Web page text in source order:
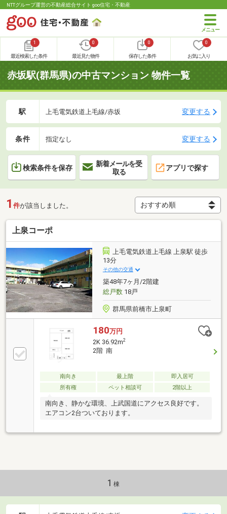
NTTグループ運営の不動産総合サイト goo住宅・不動産
1
最近検索した条件
0
最近見た物件
0
保存した条件
0
お気に入り
赤坂駅(群馬県)の中古マンション 物件一覧
駅 上毛電気鉄道上毛線/赤坂 変更する
条件 指定なし 変更する
検索条件を保存
新着メールを受
取る
アプリで探す
1 件が該当しました。
上泉コーポ
上毛電気鉄道上毛線 上泉駅 徒歩
13分
その他の交通
築48年7ヶ月/2階建
総戸数18戸
群馬県前橋市上泉町
180万円
2K 36.92m2
2階 南
南向き 最上階
即入居可
所有権
ペット相談可 2階以上
南向き、静かな環境、上武国道にアクセス良好です。
エアコン2台ついております。
1 棟